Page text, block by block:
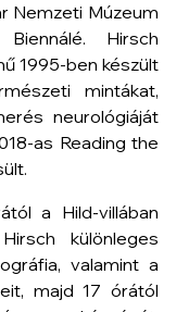
Nemzeti Múzeum
Hirsch
1995-ben készült
mintákat,
neurológiáját
as Reading the
a Hild-villában
különleges
valamint a
majd 17 órától